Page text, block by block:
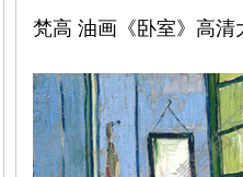
梵高 油画《卧室》高清